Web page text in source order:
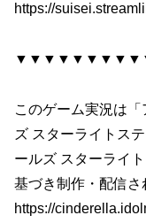
https://
このゲーム実況は
ズ スターライトス
ールズ スターライ
基づき制作・配信さ
https://